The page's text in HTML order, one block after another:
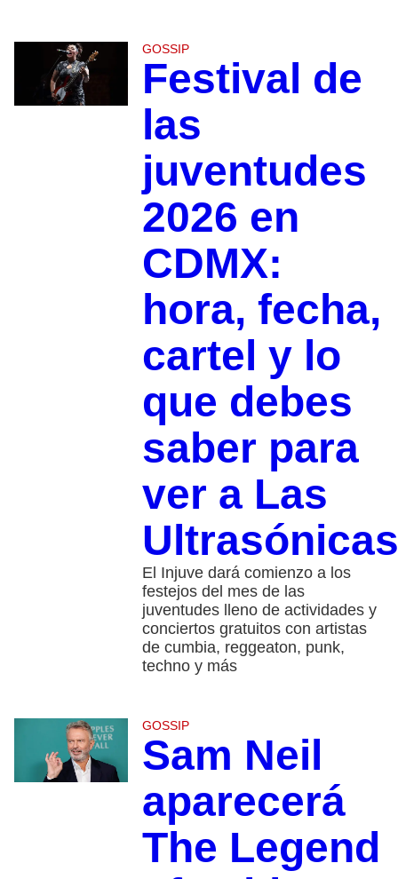
GOSSIP
Festival de
las
juventudes
2026 en
CDMX:
hora, fecha,
cartel y lo
que debes
saber para
ver a Las
Ultrasónicas
El Injuve dará comienzo a los
festejos del mes de las
juventudes lleno de actividades y
conciertos gratuitos con artistas
de cumbia, reggeaton, punk,
techno y más
GOSSIP
Sam Neil
aparecerá
The Legend